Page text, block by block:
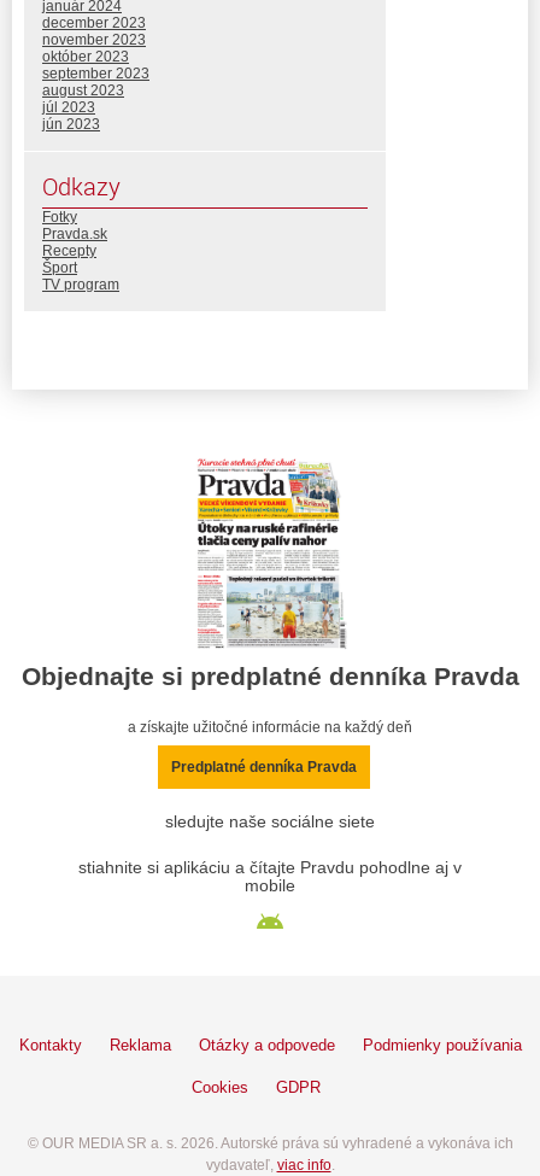
január 2024
december 2023
november 2023
október 2023
september 2023
august 2023
júl 2023
jún 2023
Odkazy
Fotky
Pravda.sk
Recepty
Šport
TV program
Objednajte si predplatné denníka Pravda
a získajte užitočné informácie na každý deň
Predplatné denníka Pravda
sledujte naše sociálne siete
stiahnite si aplikáciu a čítajte Pravdu pohodlne aj v
mobile
Kontakty Reklama Otázky a odpovede Podmienky používania
Cookies GDPR
© OUR MEDIA SR a. s. 2026. Autorské práva sú vyhradené a vykonáva ich
vydavateľ, viac info.